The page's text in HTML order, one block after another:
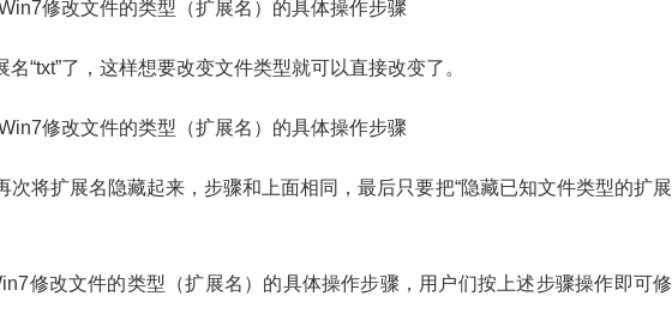
了，这样想要改变文件类型就可以直接改变了。
扩展名隐藏起来，步骤和上面相同，最后只要把“隐藏已知文件类型的扩展
改文件的类型（扩展名）的具体操作步骤，用户们按上述步骤操作即可修